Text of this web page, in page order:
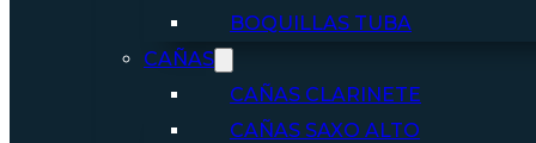
BOQUILLAS TUBA
CAÑAS
CAÑAS CLARINETE
CAÑAS SAXO ALTO